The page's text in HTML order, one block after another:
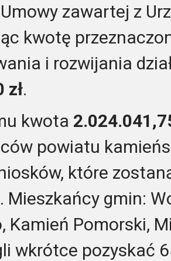
zawartej z
kwotę
i rozwijania
zł.
kwota
powiatu
które
Mieszkańcy gmin:
Kamień Pomorski,
wkrótce pozyskać